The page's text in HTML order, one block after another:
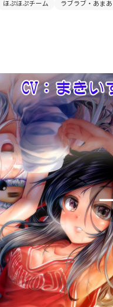
ほぷほぷチーム ラブラブ・あまあ